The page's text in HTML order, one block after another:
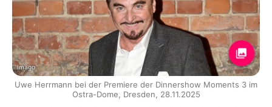
Imago
Uwe Herrmann bei der Premiere der Dinnershow Moments 3 im
Ostra-Dome, Dresden, 28.11.2025